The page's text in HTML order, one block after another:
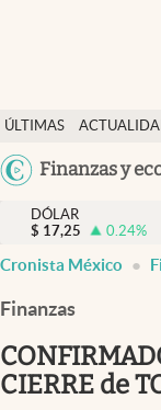
ÚLTIMAS
NOTICIAS
Finanzas y
Actualidad
Finanzas y economía
Dólar y mercados
Pc y celular
DÓLAR
$ 17,25 0.24%
Cronista México
Finanzas
CIERRE de